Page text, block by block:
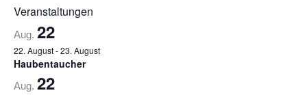
Veranstaltungen
Aug. 22
22. August-23. August
Haubentaucher
Aug. 22